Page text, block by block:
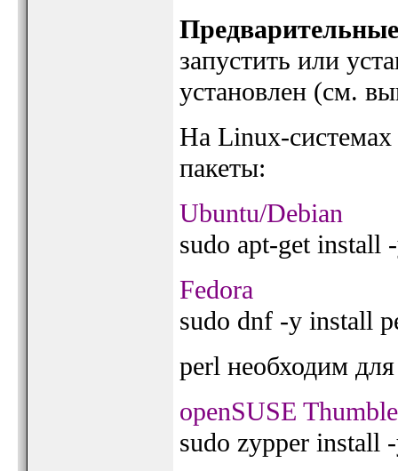
запустить или
установлен (см.
На Linux-
пакеты:
Ubuntu/Debian
sudo apt-get install
Fedora
sudo dnf -y install
perl необходим
openSUSE
sudo zypper install